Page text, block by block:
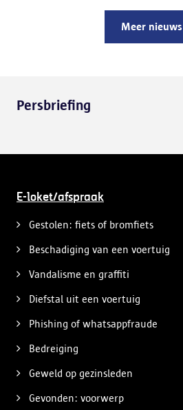
Meer nieuws
Persbriefing
E-loket/afspraak
Gestolen: fiets of bromfiets
Beschadiging van een voertuig
Vandalisme en graffiti
Diefstal uit een voertuig
Phishing of whatsappfraude
Bedreiging
Geweld op gezinsleden
Gevonden: voorwerp